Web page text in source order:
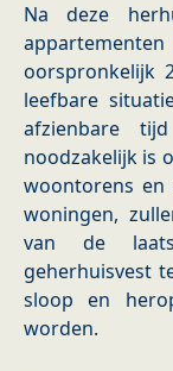
Na deze
oorspronkelijk
leefbare
afzienbare
noodzakelijk is
woontorens en
woningen,
van de
geherhuisvest
sloop en
worden.